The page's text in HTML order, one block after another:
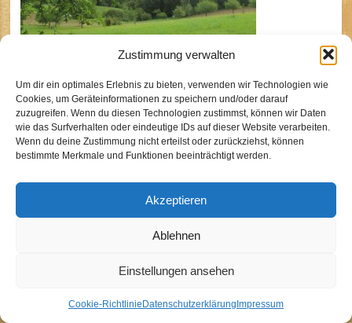
Zustimmung verwalten
Um dir ein optimales Erlebnis zu bieten, verwenden wir Technologien wie
Cookies, um Geräteinformationen zu speichern und/oder darauf
zuzugreifen. Wenn du diesen Technologien zustimmst, können wir Daten
wie das Surfverhalten oder eindeutige IDs auf dieser Website verarbeiten.
Wenn du deine Zustimmung nicht erteilst oder zurückziehst, können
bestimmte Merkmale und Funktionen beeinträchtigt werden.
Akzeptieren
Ablehnen
Einstellungen ansehen
Cookie-Richtlinie Datenschutzerklärung Impressum
BdP Stamm Sirius Köln